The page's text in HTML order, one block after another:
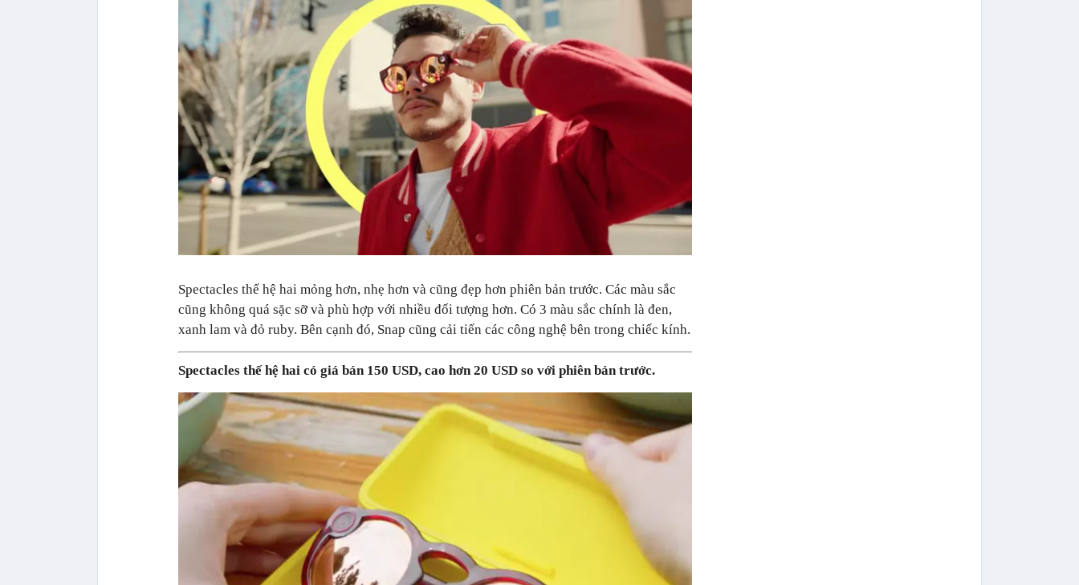
Spectacles thế hệ hai mỏng hơn, nhẹ hơn và cũng đẹp hơn phiên bản trước. Các màu sắc
cũng không quá sặc sỡ và phù hợp với nhiều đối tượng hơn. Có 3 màu sắc chính là đen,
xanh lam và đỏ ruby. Bên cạnh đó, Snap cũng cải tiến các công nghệ bên trong chiếc kính.
Spectacles thế hệ hai có giá bán 150 USD, cao hơn 20 USD so với phiên bản trước.